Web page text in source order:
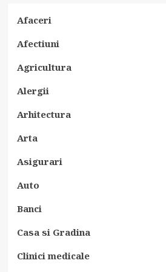
Afaceri
Afectiuni
Agricultura
Alergii
Arhitectura
Arta
Asigurari
Auto
Banci
Casa si Gradina
Clinici medicale